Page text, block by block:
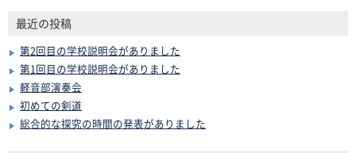
最近の投稿
第2回目の学校説明会がありました
第1回目の学校説明会がありました
軽音部演奏会
初めての剣道
総合的な探究の時間の発表がありました